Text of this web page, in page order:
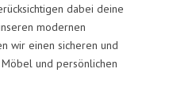
dabei deine
modernen
wir einen sicheren und
und persönlichen